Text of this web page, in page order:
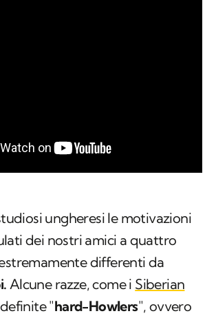
ungheresi le motivazioni
dei nostri amici a quattro
differenti da
Alcune razze, come i Siberian
"hard-Howlers", ovvero